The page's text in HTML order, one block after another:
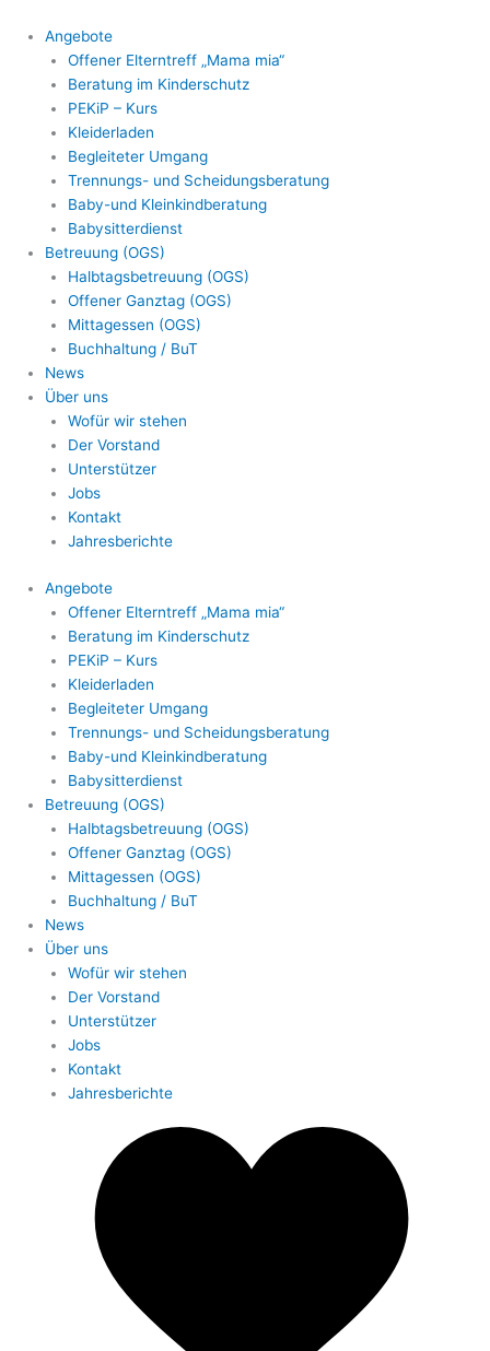
Inhalt
springen
Angebote
Offener Elterntreff „Mama mia“
Beratung im Kinderschutz
PEKiP – Kurs
Kleiderladen
Begleiteter Umgang
Trennungs- und Scheidungsberatung
Baby-und Kleinkindberatung
Babysitterdienst
Betreuung (OGS)
Halbtagsbetreuung (OGS)
Offener Ganztag (OGS)
Mittagessen (OGS)
Buchhaltung / BuT
News
Über uns
Wofür wir stehen
Der Vorstand
Unterstützer
Jobs
Kontakt
Jahresberichte
Angebote
Offener Elterntreff „Mama mia“
Beratung im Kinderschutz
PEKiP – Kurs
Kleiderladen
Begleiteter Umgang
Trennungs- und Scheidungsberatung
Baby-und Kleinkindberatung
Babysitterdienst
Betreuung (OGS)
Halbtagsbetreuung (OGS)
Offener Ganztag (OGS)
Mittagessen (OGS)
Buchhaltung / BuT
News
Über uns
Wofür wir stehen
Der Vorstand
Unterstützer
Jobs
Kontakt
Jahresberichte